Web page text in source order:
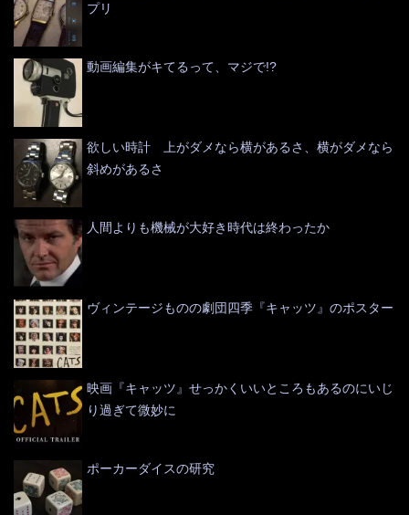
プリ
動画編集がキてるって、マジで!?
欲しい時計 上がダメなら横があるさ、横がダメなら
斜めがあるさ
人間よりも機械が大好き時代は終わったか
ヴィンテージものの劇団四季『キャッツ』のポスター
映画『キャッツ』せっかくいいところもあるのにいじ
り過ぎて微妙に
ポーカーダイスの研究